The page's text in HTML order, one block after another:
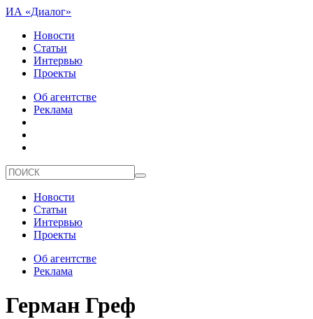
ИА «Диалог»
Новости
Статьи
Интервью
Проекты
Об агентстве
Реклама
Новости
Статьи
Интервью
Проекты
Об агентстве
Реклама
Герман Греф